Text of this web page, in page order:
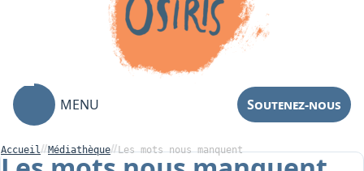
MENU Soutenez-nous
Accueil Médiathèque Les mots nous manquent